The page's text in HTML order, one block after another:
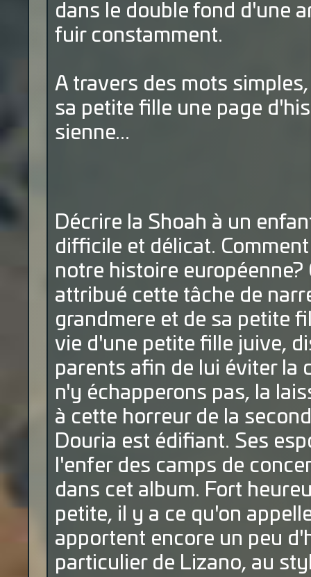
dans le double fond d'une
fuir constamment.
A travers des mots
sa petite fille une page
sienne...
Décrire la Shoah à un
difficile et délicat.
notre histoire
attribué cette tâche de
grandmere et de sa petite
vie d'une petite fille juive,
parents afin de lui éviter la
n'y échapperons pas, la
à cette horreur de la
Douria est édifiant. Ses
l'enfer des camps de
dans cet album. Fort
petite, il y a ce qu'on
apportent encore un peu
particulier de Lizano, au